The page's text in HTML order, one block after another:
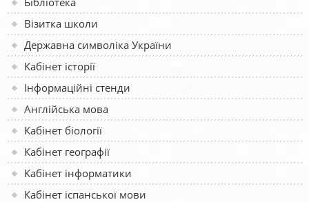
Візитка школи
Державна символіка України
Кабінет історії
Інформаційні стенди
Англійська мова
Кабінет біології
Кабінет географії
Кабінет інформатики
Кабінет іспанської мови